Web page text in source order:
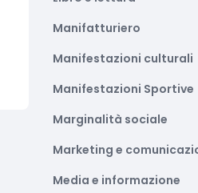
Manifatturiero
Manifestazioni culturali
Manifestazioni Sportive
Marginalità sociale
Marketing e
Media e informazione